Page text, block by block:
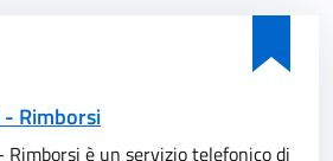
- Rimborsi
Rimborsi è un servizio telefonico di